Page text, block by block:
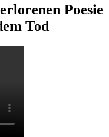
Poesie
Tod